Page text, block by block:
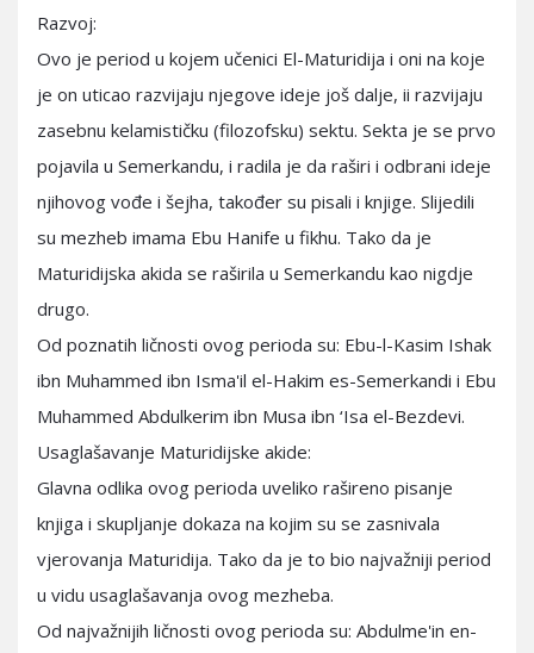
Razvoj:
Ovo je period u kojem učenici El-Maturidija i oni na koje
je on uticao razvijaju njegove ideje još dalje, ii razvijaju
zasebnu kelamističku (filozofsku) sektu. Sekta je se prvo
pojavila u Semerkandu, i radila je da raširi i odbrani ideje
njihovog vođe i šejha, također su pisali i knjige. Slijedili
su mezheb imama Ebu Hanife u fikhu. Tako da je
Maturidijska akida se raširila u Semerkandu kao nigdje
drugo.
Od poznatih ličnosti ovog perioda su: Ebu-l-Kasim Ishak
ibn Muhammed ibn Isma'il el-Hakim es-Semerkandi i Ebu
Muhammed Abdulkerim ibn Musa ibn ‘Isa el-Bezdevi.
Usaglašavanje Maturidijske akide:
Glavna odlika ovog perioda uveliko rašireno pisanje
knjiga i skupljanje dokaza na kojim su se zasnivala
vjerovanja Maturidija. Tako da je to bio najvažniji period
u vidu usaglašavanja ovog mezheba.
Od najvažnijih ličnosti ovog perioda su: Abdulme'in en-